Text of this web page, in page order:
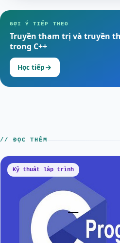
GỢI Ý TIẾP THEO
Truyền tham trị và truyền
trong C++
Học tiếp
// ĐỌC THÊM
Kỹ thuật lập trình